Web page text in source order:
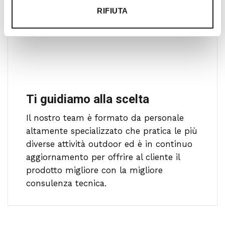
RIFIUTA
Ti guidiamo alla scelta
Il nostro team è formato da personale
altamente specializzato che pratica le più
diverse attività outdoor ed è in continuo
aggiornamento per offrire al cliente il
prodotto migliore con la migliore
consulenza tecnica.